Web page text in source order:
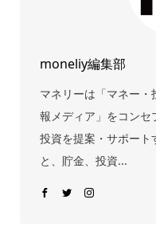
moneliy編集部
マネリーは「マネー
報メディア」をコン
投資を提案・サポート
と、貯金、投資...